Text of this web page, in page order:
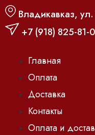
Владикавказ,
+7 (918) 825-81-
Главная
Оплата
Доставка
Контакты
Оплата и